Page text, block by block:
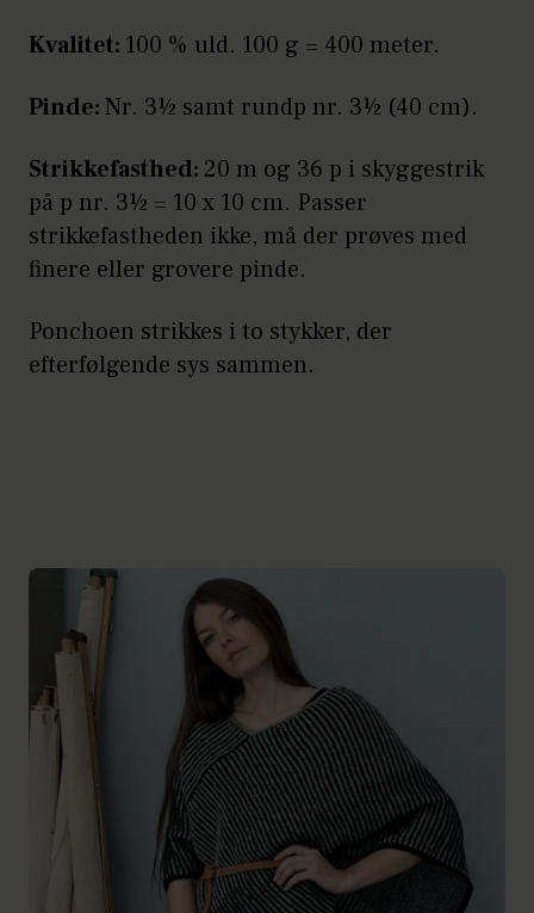
Kvalitet: 100 % uld. 100 g = 400 meter.
Pinde:Nr. 3½ samt rundp nr. 3½ (40 cm).
Strikkefasthed:20 m og 36 p i skyggestrik
på p nr. 3½ = 10 x 10 cm. Passer
strikkefastheden ikke, må der prøves med
finere eller grovere pinde.
Ponchoen strikkes i to stykker, der
efterfølgende sys sammen.